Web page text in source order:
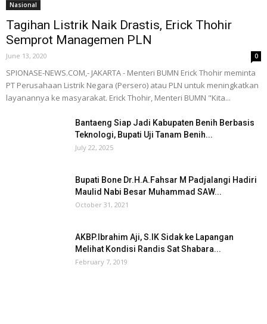
Nasional
Tagihan Listrik Naik Drastis, Erick Thohir
Semprot Managemen PLN
June 13, 2020 0
SPIONASE-NEWS.COM,- JAKARTA - Menteri BUMN Erick Thohir meminta
PT Perusahaan Listrik Negara (Persero) atau PLN untuk meningkatkan
layanannya ke masyarakat. Erick Thohir, Menteri BUMN "Kita...
Bantaeng Siap Jadi Kabupaten Benih Berbasis
Teknologi, Bupati Uji Tanam Benih...
July 22, 2025
Bupati Bone Dr.H.A.Fahsar M Padjalangi Hadiri
Maulid Nabi Besar Muhammad SAW...
October 31, 2021
AKBP.Ibrahim Aji, S.IK Sidak ke Lapangan
Melihat Kondisi Randis Sat Shabara...
February 7, 2019